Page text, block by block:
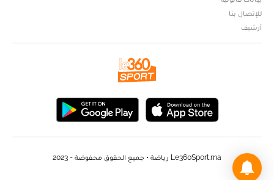
للإتصال بنا
أرشيف
Le360Sport.ma رياضة • جميع الحقوق محفوضة - 2023